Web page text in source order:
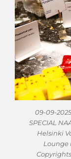
09-09-2025
SPECIAL
Helsinki
Lounge